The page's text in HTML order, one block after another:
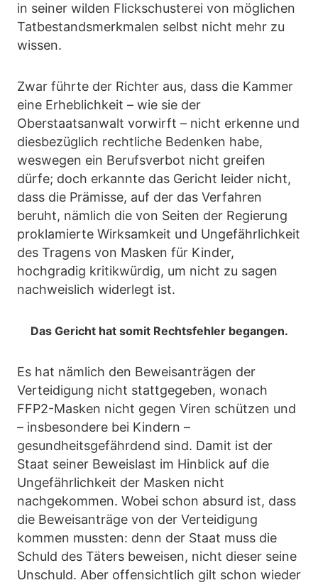
in seiner wilden Flickschusterei von möglichen
Tatbestandsmerkmalen selbst nicht mehr zu
wissen.
Zwar führte der Richter aus, dass die Kammer
eine Erheblichkeit – wie sie der
Oberstaatsanwalt vorwirft – nicht erkenne und
diesbezüglich rechtliche Bedenken habe,
weswegen ein Berufsverbot nicht greifen
dürfe; doch erkannte das Gericht leider nicht,
dass die Prämisse, auf der das Verfahren
beruht, nämlich die von Seiten der Regierung
proklamierte Wirksamkeit und Ungefährlichkeit
des Tragens von Masken für Kinder,
hochgradig kritikwürdig, um nicht zu sagen
nachweislich widerlegt ist.
Das Gericht hat somit Rechtsfehler begangen.
Es hat nämlich den Beweisanträgen der
Verteidigung nicht stattgegeben, wonach
FFP2-Masken nicht gegen Viren schützen und
– insbesondere bei Kindern –
gesundheitsgefährdend sind. Damit ist der
Staat seiner Beweislast im Hinblick auf die
Ungefährlichkeit der Masken nicht
nachgekommen. Wobei schon absurd ist, dass
die Beweisanträge von der Verteidigung
kommen mussten: denn der Staat muss die
Schuld des Täters beweisen, nicht dieser seine
Unschuld. Aber offensichtlich gilt schon wieder